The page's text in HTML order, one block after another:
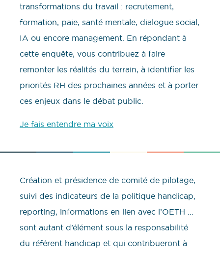
transformations du travail : recrutement,
formation, paie, santé mentale, dialogue social,
IA ou encore management. En répondant à
cette enquête, vous contribuez à faire
remonter les réalités du terrain, à identifier les
priorités RH des prochaines années et à porter
ces enjeux dans le débat public.
Je fais entendre ma voix
Création et présidence de comité de pilotage,
suivi des indicateurs de la politique handicap,
reporting, informations en lien avec l’OETH …
sont autant d’élément sous la responsabilité
du référent handicap et qui contribueront à